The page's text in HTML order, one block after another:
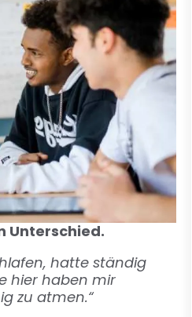
Unterschied.
hatte ständig
hier haben mir
zu atmen.“